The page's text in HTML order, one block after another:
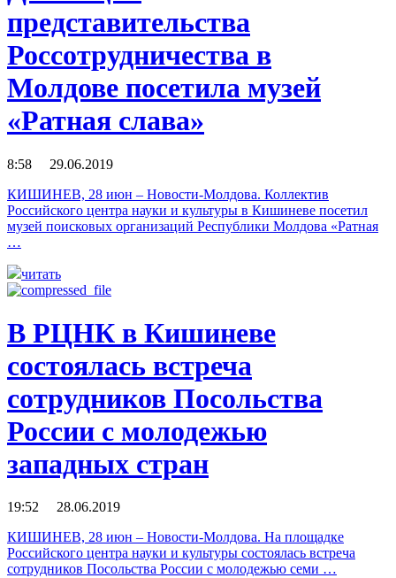
представительства
Россотрудничества в
Молдове посетила музей
«Ратная слава»
8:58 29.06.2019
КИШИНЕВ, 28 июн – Новости-Молдова. Коллектив
Российского центра науки и культуры в Кишиневе посетил
музей поисковых организаций Республики Молдова «Ратная
…
читать
В РЦНК в Кишиневе
состоялась встреча
сотрудников Посольства
России с молодежью
западных стран
19:52 28.06.2019
КИШИНЕВ, 28 июн – Новости-Молдова. На площадке
Российского центра науки и культуры состоялась встреча
сотрудников Посольства России с молодежью семи …